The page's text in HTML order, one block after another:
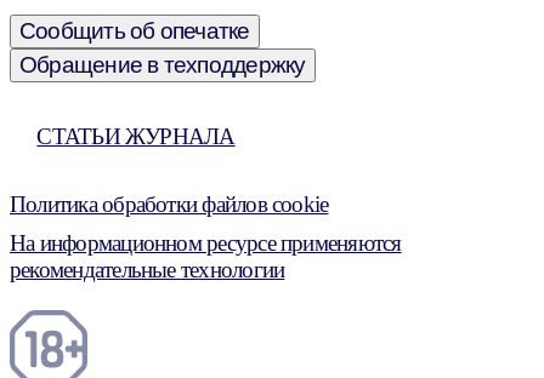
Сообщить об опечатке
Обращение в техподдержку
СТАТЬИ ЖУРНАЛА
Политика обработки файлов cookie
На информационном ресурсе применяются
рекомендательные технологии